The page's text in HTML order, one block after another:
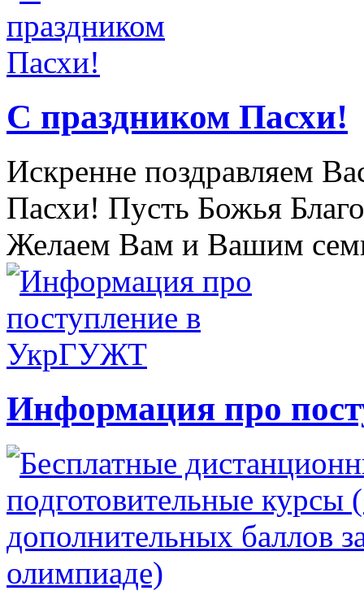
С праздником Пасхи!
Искренне поздравляем
Пасхи! Пусть Божья
Желаем Вам и Вашим
Информация про